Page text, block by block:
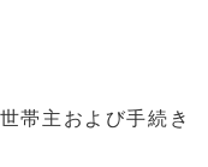
帯主および手続き